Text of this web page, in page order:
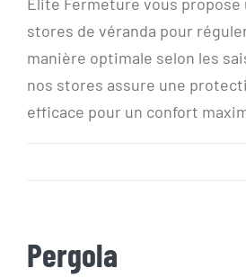
stores de véranda pour
manière optimale selon les
nos stores assure une
efficace pour un confort
Pergola